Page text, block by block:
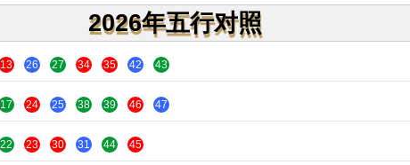
2026年五行对照
13 26 27 34 35 42 43
17 24 25 38 39 46 47
22 23 30 31 44 45